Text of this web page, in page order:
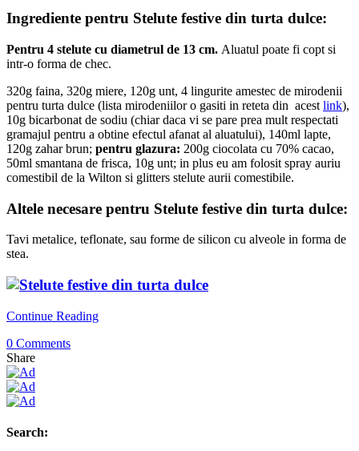
Ingrediente pentru Stelute festive din turta dulce:
Pentru 4 stelute cu diametrul de 13 cm. Aluatul poate fi copt si
intr-o forma de chec.
320g faina, 320g miere, 120g unt, 4 lingurite amestec de mirodenii
pentru turta dulce (lista mirodeniilor o gasiti in reteta din acest link),
10g bicarbonat de sodiu (chiar daca vi se pare prea mult respectati
gramajul pentru a obtine efectul afanat al aluatului), 140ml lapte,
120g zahar brun; pentru glazura: 200g ciocolata cu 70% cacao,
50ml smantana de frisca, 10g unt; in plus eu am folosit spray auriu
comestibil de la Wilton si glitters stelute aurii comestibile.
Altele necesare pentru Stelute festive din turta dulce:
Tavi metalice, teflonate, sau forme de silicon cu alveole in forma de
stea.
Continue Reading
0 Comments
Share
Search: